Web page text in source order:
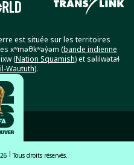
est située sur les territoires
xʷməθkʷəy̓əm (bande indienne
(Nation Squamish) et səlilwətaɬ
Waututh).
Tous droits réservés.